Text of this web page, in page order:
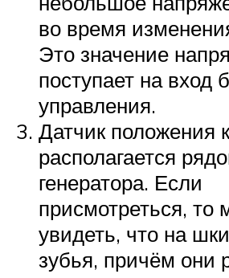
во время
Это значение
поступает на вход
управления.
Датчик положения
располагается
генератора. Если
присмотреться, то
увидеть, что на
зубья, причём они